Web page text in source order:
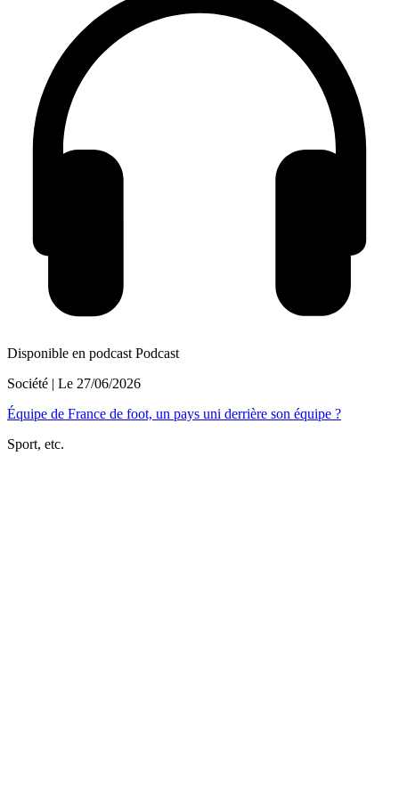
Disponible en podcast Podcast
Société | Le 27/06/2026
Équipe de France de foot, un pays uni derrière son équipe ?
Sport, etc.